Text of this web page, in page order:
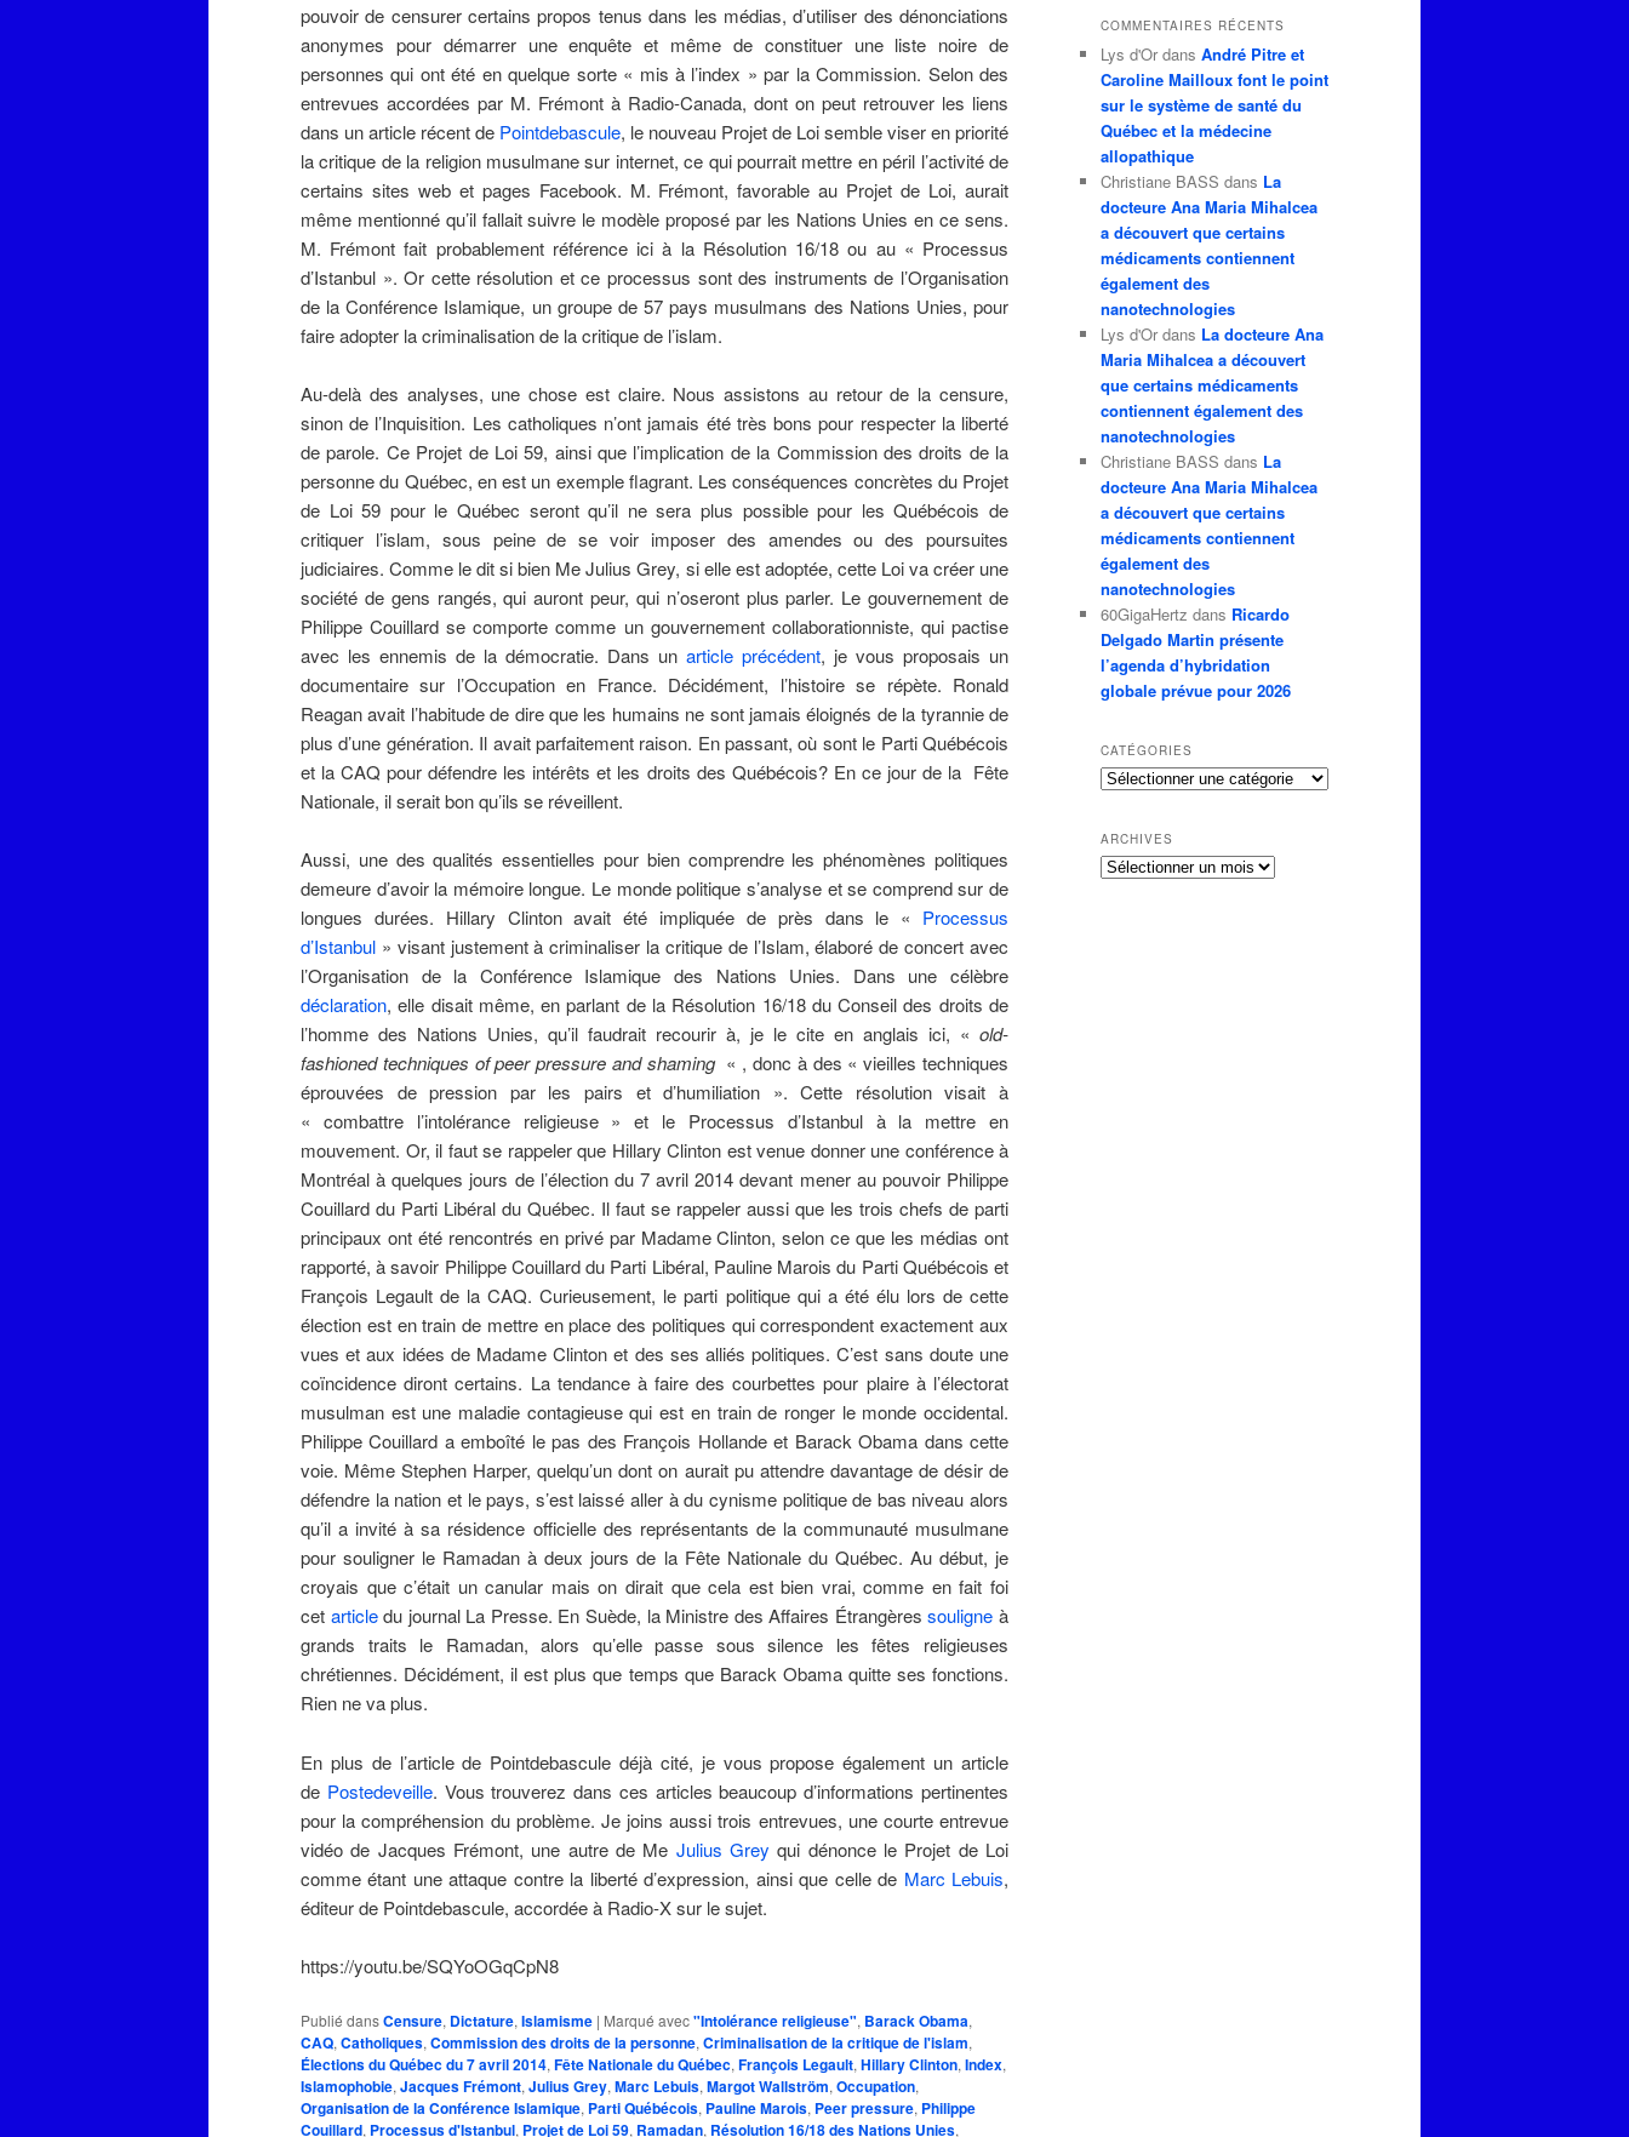
pouvoir de censurer certains propos tenus dans les médias, d’utiliser des dénonciations
anonymes pour démarrer une enquête et même de constituer une liste noire de
personnes qui ont été en quelque sorte « mis à l’index » par la Commission. Selon des
entrevues accordées par M. Frémont à Radio-Canada, dont on peut retrouver les liens
dans un article récent de Pointdebascule, le nouveau Projet de Loi semble viser en priorité
la critique de la religion musulmane sur internet, ce qui pourrait mettre en péril l’activité de
certains sites web et pages Facebook. M. Frémont, favorable au Projet de Loi, aurait
même mentionné qu’il fallait suivre le modèle proposé par les Nations Unies en ce sens.
M. Frémont fait probablement référence ici à la Résolution 16/18 ou au « Processus
d’Istanbul ». Or cette résolution et ce processus sont des instruments de l’Organisation
de la Conférence Islamique, un groupe de 57 pays musulmans des Nations Unies, pour
faire adopter la criminalisation de la critique de l’islam.
Au-delà des analyses, une chose est claire. Nous assistons au retour de la censure,
sinon de l’Inquisition. Les catholiques n’ont jamais été très bons pour respecter la liberté
de parole. Ce Projet de Loi 59, ainsi que l’implication de la Commission des droits de la
personne du Québec, en est un exemple flagrant. Les conséquences concrètes du Projet
de Loi 59 pour le Québec seront qu’il ne sera plus possible pour les Québécois de
critiquer l’islam, sous peine de se voir imposer des amendes ou des poursuites
judiciaires. Comme le dit si bien Me Julius Grey, si elle est adoptée, cette Loi va créer une
société de gens rangés, qui auront peur, qui n’oseront plus parler. Le gouvernement de
Philippe Couillard se comporte comme un gouvernement collaborationniste, qui pactise
avec les ennemis de la démocratie. Dans un article précédent, je vous proposais un
documentaire sur l’Occupation en France. Décidément, l’histoire se répète. Ronald
Reagan avait l’habitude de dire que les humains ne sont jamais éloignés de la tyrannie de
plus d’une génération. Il avait parfaitement raison. En passant, où sont le Parti Québécois
et la CAQ pour défendre les intérêts et les droits des Québécois? En ce jour de la Fête
Nationale, il serait bon qu’ils se réveillent.
Aussi, une des qualités essentielles pour bien comprendre les phénomènes politiques
demeure d’avoir la mémoire longue. Le monde politique s’analyse et se comprend sur de
longues durées. Hillary Clinton avait été impliquée de près dans le « Processus
d’Istanbul » visant justement à criminaliser la critique de l’Islam, élaboré de concert avec
l’Organisation de la Conférence Islamique des Nations Unies. Dans une célèbre
déclaration, elle disait même, en parlant de la Résolution 16/18 du Conseil des droits de
l’homme des Nations Unies, qu’il faudrait recourir à, je le cite en anglais ici, « old-
fashioned techniques of peer pressure and shaming « , donc à des « vieilles techniques
éprouvées de pression par les pairs et d’humiliation ». Cette résolution visait à
« combattre l’intolérance religieuse » et le Processus d’Istanbul à la mettre en
mouvement. Or, il faut se rappeler que Hillary Clinton est venue donner une conférence à
Montréal à quelques jours de l’élection du 7 avril 2014 devant mener au pouvoir Philippe
Couillard du Parti Libéral du Québec. Il faut se rappeler aussi que les trois chefs de parti
principaux ont été rencontrés en privé par Madame Clinton, selon ce que les médias ont
rapporté, à savoir Philippe Couillard du Parti Libéral, Pauline Marois du Parti Québécois et
François Legault de la CAQ. Curieusement, le parti politique qui a été élu lors de cette
élection est en train de mettre en place des politiques qui correspondent exactement aux
vues et aux idées de Madame Clinton et des ses alliés politiques. C’est sans doute une
coïncidence diront certains. La tendance à faire des courbettes pour plaire à l’électorat
musulman est une maladie contagieuse qui est en train de ronger le monde occidental.
Philippe Couillard a emboîté le pas des François Hollande et Barack Obama dans cette
voie. Même Stephen Harper, quelqu’un dont on aurait pu attendre davantage de désir de
défendre la nation et le pays, s’est laissé aller à du cynisme politique de bas niveau alors
qu’il a invité à sa résidence officielle des représentants de la communauté musulmane
pour souligner le Ramadan à deux jours de la Fête Nationale du Québec. Au début, je
croyais que c’était un canular mais on dirait que cela est bien vrai, comme en fait foi
cet articledu journal La Presse. En Suède, la Ministre des Affaires Étrangèressouligne à
grands traits le Ramadan, alors qu’elle passe sous silence les fêtes religieuses
chrétiennes. Décidément, il est plus que temps que Barack Obama quitte ses fonctions.
Rien ne va plus.
En plus de l’article de Pointdebascule déjà cité, je vous propose également un article
de Postedeveille. Vous trouverez dans ces articles beaucoup d’informations pertinentes
pour la compréhension du problème. Je joins aussi trois entrevues, une courte entrevue
vidéo de Jacques Frémont, une autre de Me Julius Grey qui dénonce le Projet de Loi
comme étant une attaque contre la liberté d’expression, ainsi que celle de Marc Lebuis,
éditeur de Pointdebascule, accordée à Radio-X sur le sujet.
https://youtu.be/SQYoOGqCpN8
Publié dansCensure, Dictature,Islamisme | Marqué avec"Intolérance religieuse", Barack Obama,
CAQ,Catholiques,Commission des droits de la personne,Criminalisation de la critique de l'islam,
Élections du Québec du 7 avril 2014,Fête Nationale du Québec,François Legault,Hillary Clinton,Index,
Islamophobie,Jacques Frémont,Julius Grey,Marc Lebuis,Margot Wallström,Occupation,
Organisation de la Conférence Islamique, Parti Québécois, Pauline Marois, Peer pressure, Philippe
Couillard, Processus d'Istanbul, Projet de Loi 59, Ramadan, Résolution 16/18 des Nations Unies,
COMMENTAIRES RÉCENTS
Lys d'Or dans André Pitre et
Caroline Mailloux font le point
sur le système de santé du
Québec et la médecine
allopathique
Christiane BASS dans La
docteure Ana Maria Mihalcea
a découvert que certains
médicaments contiennent
également des
nanotechnologies
Lys d'Or dans La docteure Ana
Maria Mihalcea a découvert
que certains médicaments
contiennent également des
nanotechnologies
Christiane BASS dans La
docteure Ana Maria Mihalcea
a découvert que certains
médicaments contiennent
également des
nanotechnologies
60GigaHertz dans Ricardo
Delgado Martin présente
l’agenda d’hybridation
globale prévue pour 2026
CATÉGORIES
Catégories
ARCHIVES
Archives